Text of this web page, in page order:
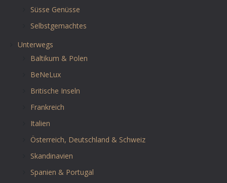
Süsse Genüsse
Selbstgemachtes
Unterwegs
Baltikum & Polen
BeNeLux
Britische Inseln
Frankreich
Italien
Österreich, Deutschland & Schweiz
Skandinavien
Spanien & Portugal